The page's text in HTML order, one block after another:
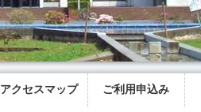
アクセスマップ ご利用申込み